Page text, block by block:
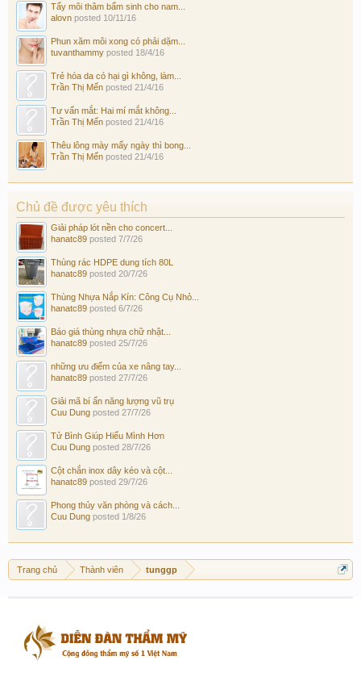
Tẩy môi thâm bẩm sinh cho nam...
alovn posted 10/11/16
Phun xăm môi xong có phải dặm...
tuvanthammy posted 18/4/16
Trẻ hóa da có hại gì không, làm...
Trần Thị Mến posted 21/4/16
Tư vấn mắt: Hai mí mắt không...
Trần Thị Mến posted 21/4/16
Thêu lông mày mấy ngày thì bong...
Trần Thị Mến posted 21/4/16
Chủ đề được yêu thích
Giải pháp lót nền cho concert...
hanatc89 posted 7/7/26
Thùng rác HDPE dung tích 80L
hanatc89 posted 20/7/26
Thùng Nhựa Nắp Kín: Công Cụ Nhỏ...
hanatc89 posted 6/7/26
Báo giá thùng nhựa chữ nhật...
hanatc89 posted 25/7/26
những ưu điểm của xe nâng tay...
hanatc89 posted 27/7/26
Giải mã bí ẩn năng lượng vũ trụ
Cuu Dung posted 27/7/26
Tử Bình Giúp Hiểu Mình Hơn
Cuu Dung posted 28/7/26
Cột chắn inox dây kéo và cột...
hanatc89 posted 29/7/26
Phong thủy văn phòng và cách...
Cuu Dung posted 1/8/26
Trang chủ Thành viên tunggp